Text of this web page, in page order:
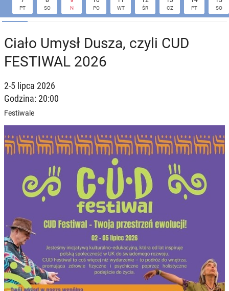
PT SO N PO WT ŚR CZ PT SO
Ciało Umysł Dusza, czyli CUD
FESTIWAL 2026
2-5 lipca 2026
Godzina: 20:00
Festiwale